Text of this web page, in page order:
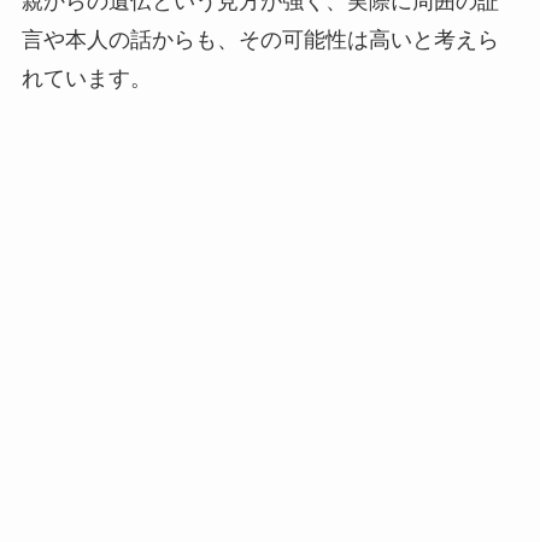
言や本人の話からも、その可能性は高いと考えら
れています。